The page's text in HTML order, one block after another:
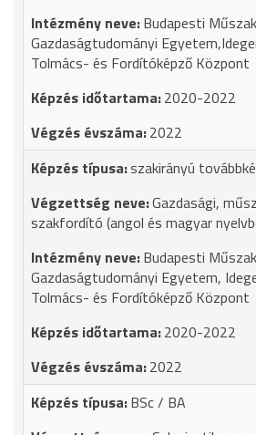
Budapesti
Gazdaságtudományi
Tolmács- és Fordítóképző Központ
2020-2022
2022
szakirányú
Gazdasági,
szakfordító (angol és magyar
Budapesti
Gazdaságtudományi Egyetem,
Tolmács- és Fordítóképző Központ
2020-2022
2022
BSc / BA